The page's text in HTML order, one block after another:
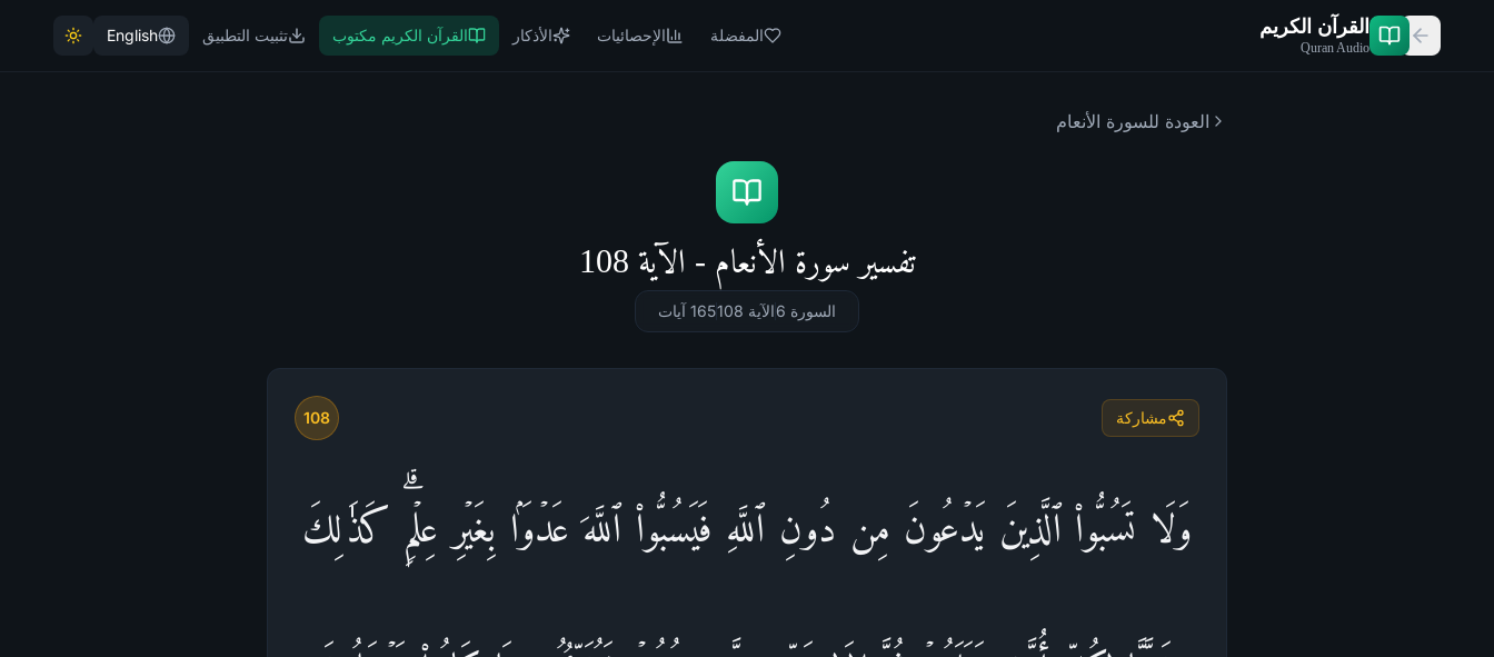
القرآن الكريم
Quran Audio
المفضلة الإحصائيات الأذكار القرآن الكريم مكتوب تثبيت التطبيق English
العودة للسورة الأنعام
تفسير سورة الأنعام - الآية 108
السورة 6 الآية 108 165 آيات
مشاركة 108
وَلَا تَسُبُّوا۟ ٱلَّذِینَ یَدۡعُونَ مِن دُونِ ٱللَّهِ فَیَسُبُّوا۟ ٱللَّهَ عَدۡوَۢا بِغَیۡرِ عِلۡمࣲۗ كَذَ ٰ⁠لِكَ